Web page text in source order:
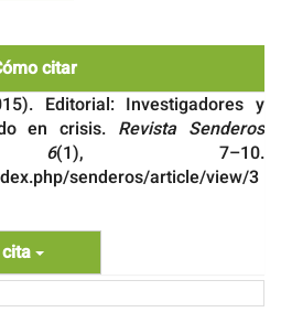
citar
Editorial: Investigadores y
en crisis. Revista Senderos
6(1), 7–10.
senderos/article/view/3